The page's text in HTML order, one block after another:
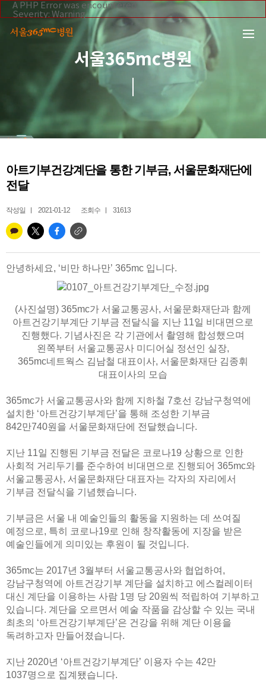
A PHP Error was encountered
Severity: Warning
Message: Invalid argument supplied for foreach()
Filename: _inc/header_body.php
Line Number: 108
/home/suction/public_html/application/views/mobile/
Line: 108
Function: _error_handler
File:
/home/suction/public_html/application/views/mobile/
Line: 295
Function: include
File:
/home/suction/public_html/application/core/
File:
/home/suction/public_html/application/controllers/
Line: 255
Function: view_print
Line: 327
본문 바로가기
서울365mc병원
아트기부건강계단을 통한 기부금, 서울문화재단에
전달
작성일 2021-01-12 조회수 31613
안녕하세요, ‘비만 하나만’ 365mc 입니다.
(사진설명) 365mc가 서울교통공사, 서울문화재단과 함께
아트건강기부계단 기부금 전달식을 지난 11일 비대면으로
진행했다. 기념사진은 각 기관에서 촬영해 합성했으며
왼쪽부터 서울교통공사 미디어실 정선인 실장,
365mc네트웍스 김남철 대표이사, 서울문화재단 김종휘
대표이사의 모습
365mc가 서울교통공사와 함께 지하철 7호선 강남구청역에
설치한 ‘아트건강기부계단’을 통해 조성한 기부금
842만740원을 서울문화재단에 전달했습니다.
지난 11일 진행된 기부금 전달은 코로나19 상황으로 인한
사회적 거리두기를 준수하여 비대면으로 진행되어 365mc와
서울교통공사, 서울문화재단 대표자는 각자의 자리에서
기부금 전달식을 기념했습니다.
기부금은 서울 내 예술인들의 활동을 지원하는 데 쓰여질
예정으로, 특히 코로나19로 인해 창작활동에 지장을 받은
예술인들에게 의미있는 후원이 될 것입니다.
365mc는 2017년 3월부터 서울교통공사와 협업하여,
강남구청역에 아트건강기부 계단을 설치하고 에스컬레이터
대신 계단을 이용하는 사람 1명 당 20원씩 적립하여 기부하고
있습니다. 계단을 오르면서 예술 작품을 감상할 수 있는 국내
최초의 ‘아트건강기부계단’은 건강을 위해 계단 이용을
독려하고자 만들어졌습니다.
지난 2020년 ‘아트건강기부계단’ 이용자 수는 42만
1037명으로 집계됐습니다.